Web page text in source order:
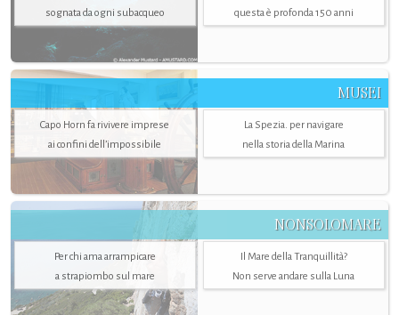
sognata da ogni subacqueo
questa è profonda 150 anni
MUSEI
Capo Horn fa rivivere imprese
ai confini dell’impossibile
La Spezia. per navigare
nella storia della Marina
NONSOLOMARE
Per chi ama arrampicare
a strapiombo sul mare
Il Mare della Tranquillità?
Non serve andare sulla Luna